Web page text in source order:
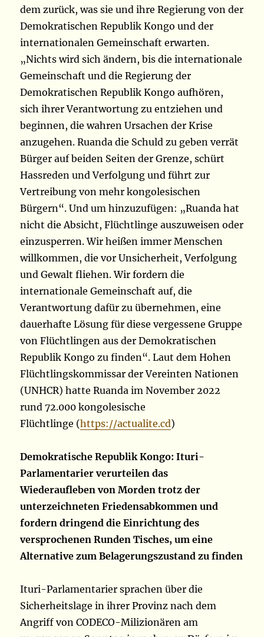
dem zurück, was sie und ihre Regierung von der
Demokratischen Republik Kongo und der
internationalen Gemeinschaft erwarten.
„Nichts wird sich ändern, bis die internationale
Gemeinschaft und die Regierung der
Demokratischen Republik Kongo aufhören,
sich ihrer Verantwortung zu entziehen und
beginnen, die wahren Ursachen der Krise
anzugehen. Ruanda die Schuld zu geben verrät
Bürger auf beiden Seiten der Grenze, schürt
Hassreden und Verfolgung und führt zur
Vertreibung von mehr kongolesischen
Bürgern“. Und um hinzuzufügen: „Ruanda hat
nicht die Absicht, Flüchtlinge auszuweisen oder
einzusperren. Wir heißen immer Menschen
willkommen, die vor Unsicherheit, Verfolgung
und Gewalt fliehen. Wir fordern die
internationale Gemeinschaft auf, die
Verantwortung dafür zu übernehmen, eine
dauerhafte Lösung für diese vergessene Gruppe
von Flüchtlingen aus der Demokratischen
Republik Kongo zu finden“. Laut dem Hohen
Flüchtlingskommissar der Vereinten Nationen
(UNHCR) hatte Ruanda im November 2022
rund 72.000 kongolesische
Flüchtlinge (https://actualite.cd)
Demokratische Republik Kongo: Ituri-
Parlamentarier verurteilen das
Wiederaufleben von Morden trotz der
unterzeichneten Friedensabkommen und
fordern dringend die Einrichtung des
versprochenen Runden Tisches, um eine
Alternative zum Belagerungszustand zu finden
Ituri-Parlamentarier sprachen über die
Sicherheitslage in ihrer Provinz nach dem
Angriff von CODECO-Milizionären am